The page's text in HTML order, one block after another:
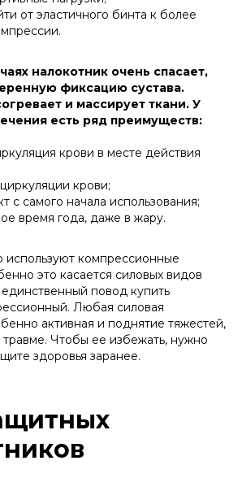
от эластичного бинта к более
налокотник очень спасает,
фиксацию сустава.
и массирует ткани. У
есть ряд преимуществ:
крови в месте действия
крови;
с самого начала использования;
время года, даже в жару.
используют компрессионные
это касается силовых видов
повод купить
Любая силовая
активная и поднятие тяжестей,
Чтобы ее избежать, нужно
здоровья заранее.